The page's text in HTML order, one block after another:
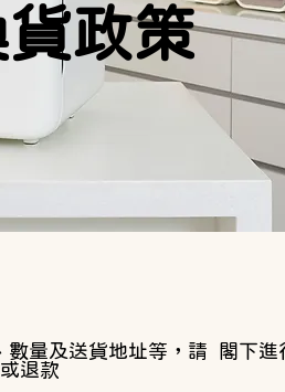
政策
數量及送貨地址等，請 閣下進
退款